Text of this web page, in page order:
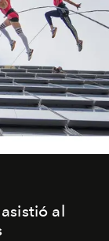
al